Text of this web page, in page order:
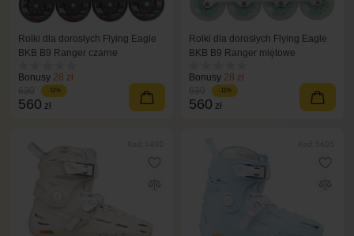
Rolki dla dorosłych Flying Eagle
BKB B9 Ranger czarne
Bonusy 28 zł
-11%
560 zł
Rolki dla dorosłych Flying Eagle
BKB B9 Ranger miętowe
Bonusy 28 zł
-11%
560 zł